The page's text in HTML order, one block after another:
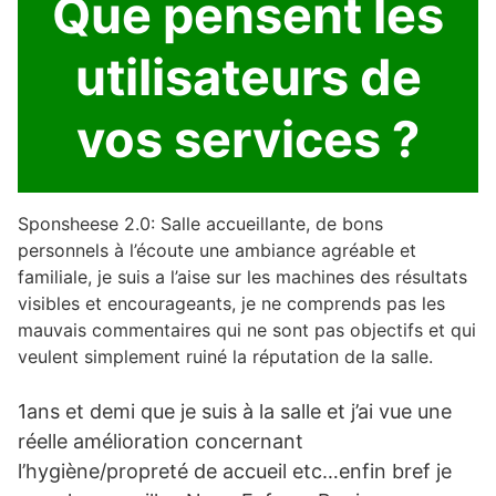
Que pensent les
utilisateurs de
vos services ?
Sponsheese 2.0: Salle accueillante, de bons
personnels à l’écoute une ambiance agréable et
familiale, je suis a l’aise sur les machines des résultats
visibles et encourageants, je ne comprends pas les
mauvais commentaires qui ne sont pas objectifs et qui
veulent simplement ruiné la réputation de la salle.
1ans et demi que je suis à la salle et j’ai vue une
réelle amélioration concernant
l’hygiène/propreté de accueil etc…enfin bref je